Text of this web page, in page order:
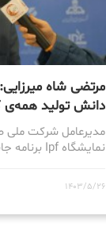
مرتضی شاه
دانش تولید همه‌ی
مدیرعامل شرکت ملی
نمایشگاه Ipf برنامه جانبی همایش بین المللی است.
1403/5/26